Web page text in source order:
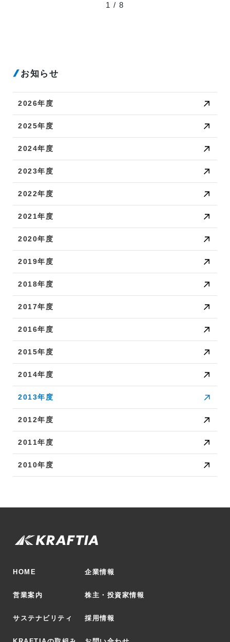
1 / 8
お知らせ
2026年度
2025年度
2024年度
2023年度
2022年度
2021年度
2020年度
2019年度
2018年度
2017年度
2016年度
2015年度
2014年度
2013年度
2012年度
2011年度
2010年度
HOME 企業情報
営業案内 株主・投資家情報
サステナビリティ 採用情報